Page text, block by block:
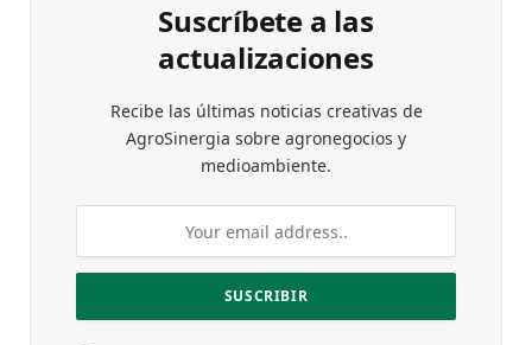
Suscríbete a las
actualizaciones
Recibe las últimas noticias creativas de
AgroSinergia sobre agronegocios y
medioambiente.